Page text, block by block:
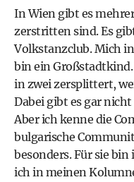
In Wien gibt es
zerstritten sind. Es
Volkstanzclub. Mich
bin ein
in zwei zersplittert,
Dabei gibt es gar
Aber ich kenne die
bulgarische
besonders. Für sie
ich in meinen